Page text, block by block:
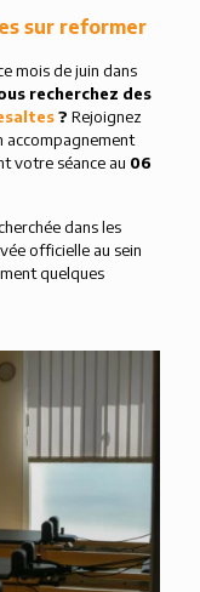
sur reformer
mois de juin dans
recherchez des
? Rejoignez
votre séance au 06
dans les
officielle au sein
quelques